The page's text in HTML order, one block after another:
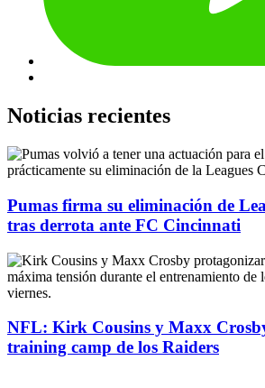
Noticias recientes
Pumas firma su eliminación de
tras derrota ante FC Cincinnati
NFL: Kirk Cousins y Maxx
training camp de los Raiders